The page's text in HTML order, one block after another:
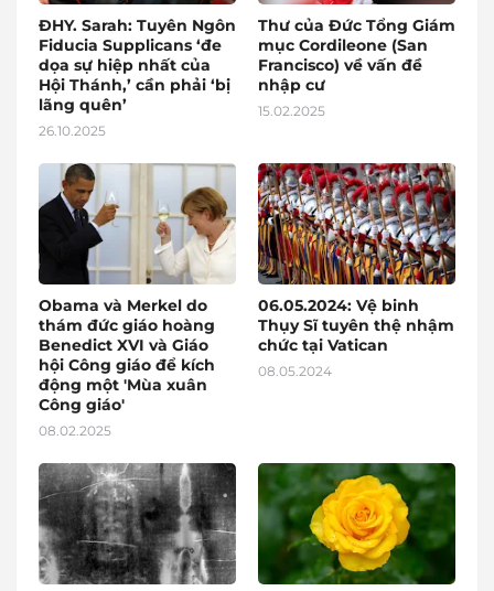
ĐHY. Sarah: Tuyên Ngôn
Fiducia Supplicans ‘đe
dọa sự hiệp nhất của
Hội Thánh,’ cần phải ‘bị
lãng quên’
26.10.2025
Thư của Đức Tổng Giám
mục Cordileone (San
Francisco) về vấn đề
nhập cư
15.02.2025
Obama và Merkel do
thám đức giáo hoàng
Benedict XVI và Giáo
hội Công giáo để kích
động một 'Mùa xuân
Công giáo'
08.02.2025
06.05.2024: Vệ binh
Thụy Sĩ tuyên thệ nhậm
chức tại Vatican
08.05.2024